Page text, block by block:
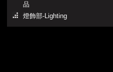
品
燈飾部-Lighting